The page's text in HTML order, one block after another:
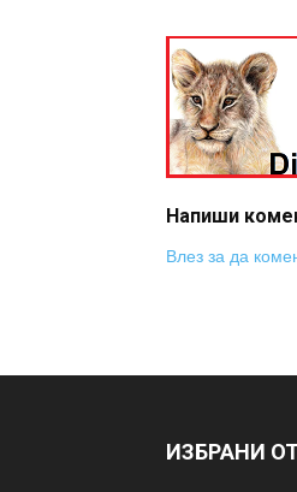
Напиши
Влез за да
ИЗБРАНИ